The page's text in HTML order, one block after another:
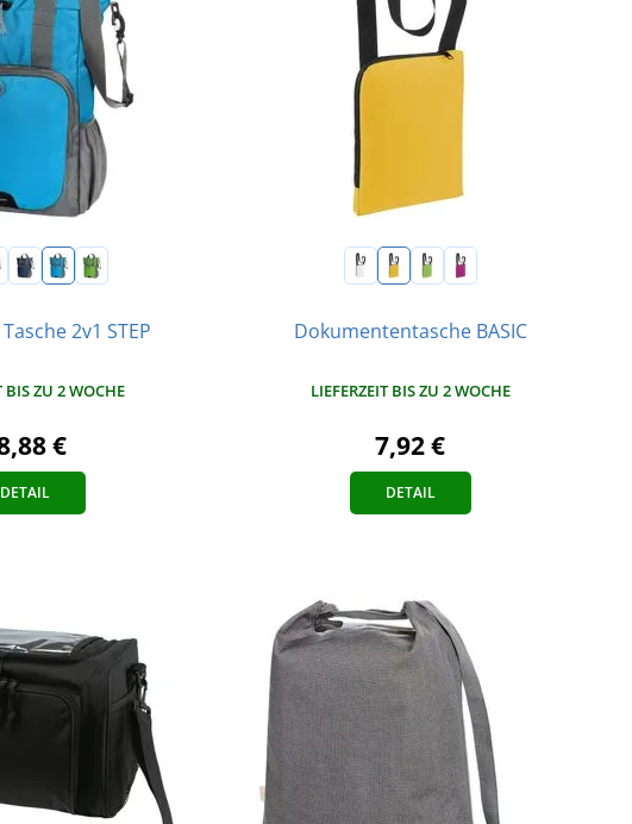
2v1 STEP
BIS ZU 2 WOCHE
€
DETAIL
Dokumententasche BASIC
LIEFERZEIT BIS ZU 2 WOCHE
7,92 €
DETAIL